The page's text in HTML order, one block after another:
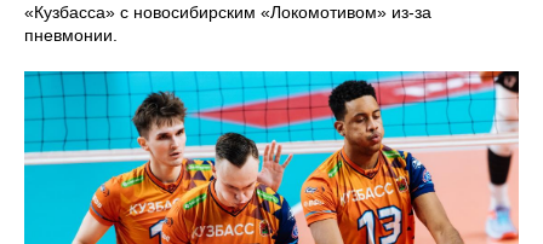
«Кузбасса» с новосибирским «Локомотивом» из-за
пневмонии.